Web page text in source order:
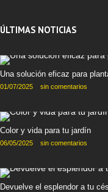
ÚLTIMAS NOTICIAS
Una solución eficaz para
01/07/2025 sin comentarios
Color y vida para tu jardín
06/05/2025 sin comentarios
Devuelve el esplendor a tu